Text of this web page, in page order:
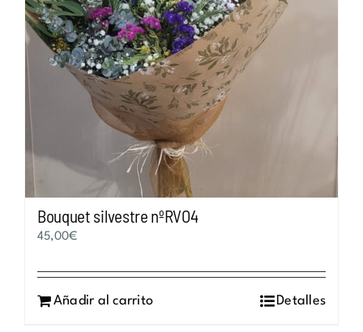
Bouquet silvestre nºRVO4
45,00€
Añadir al carrito Detalles